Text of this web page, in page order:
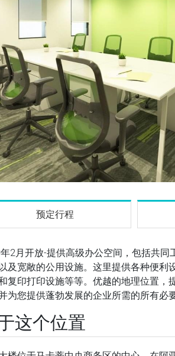
预定行程
2月开放-提供高级办公空间，包括共
及宽敞的公用设施。这里提供各种便
复印打印设施等等。优越的地理位置，
为您提供蓬勃发展的企业所需的所有必
这个位置